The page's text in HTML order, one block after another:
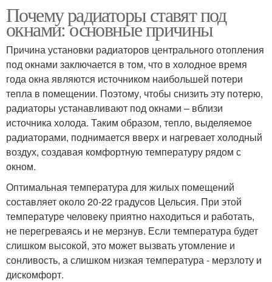
Почему радиаторы ставят под
окнами: основные причины
Причина установки радиаторов центрального отопления
под окнами заключается в том, что в холодное время
года окна являются источником наибольшей потери
тепла в помещении. Поэтому, чтобы снизить эту потерю,
радиаторы устанавливают под окнами – вблизи
источника холода. Таким образом, тепло, выделяемое
радиаторами, поднимается вверх и нагревает холодный
воздух, создавая комфортную температуру рядом с
окном.
Оптимальная температура для жилых помещений
составляет около 20-22 градусов Цельсия. При этой
температуре человеку приятно находиться и работать,
не перегреваясь и не мерзнув. Если температура будет
слишком высокой, это может вызвать утомление и
сонливость, а слишком низкая температура - мерзлоту и
дискомфорт.